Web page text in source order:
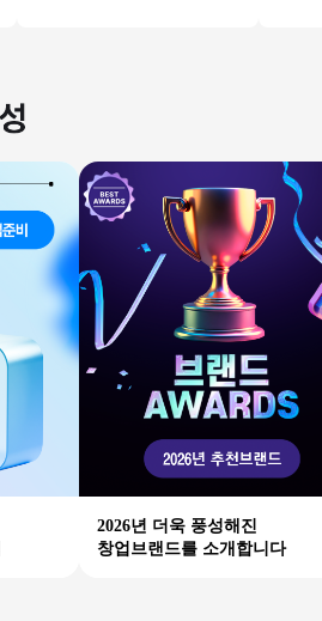
2026년 더욱 풍성해진
창업브랜드를 소개합니다